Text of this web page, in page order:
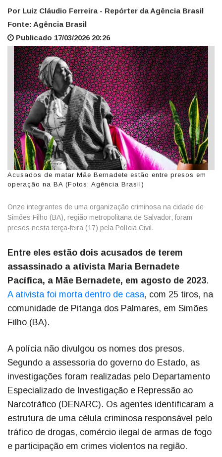
Por Luiz Cláudio Ferreira - Repórter da Agência Brasil
Fonte: Agência Brasil
Publicado 17/03/2026 20:26
Acusados de matar Mãe Bernadete estão entre presos em
operação na BA (Fotos: Agência Brasil)
Onze integrantes de uma organização criminosa na cidade de
Simões Filho (BA), região metropolitana de Salvador, foram
presos nesta terça-feira (17) pela Polícia Civil.
Entre eles estão dois acusados de terem
assassinado a ativista Maria Bernadete
Pacífica, a Mãe Bernadete, em agosto de 2023.
A ativista foi morta dentro de casa, com 25 tiros, na
comunidade de Pitanga dos Palmares, em Simões
Filho (BA).
A polícia não divulgou os nomes dos presos.
Segundo a assessoria do governo do Estado, as
investigações foram realizadas pelo Departamento
Especializado de Investigação e Repressão ao
Narcotráfico (DENARC). Os agentes identificaram a
estrutura de uma célula criminosa responsável pelo
tráfico de drogas, comércio ilegal de armas de fogo
e participação em crimes violentos na região.